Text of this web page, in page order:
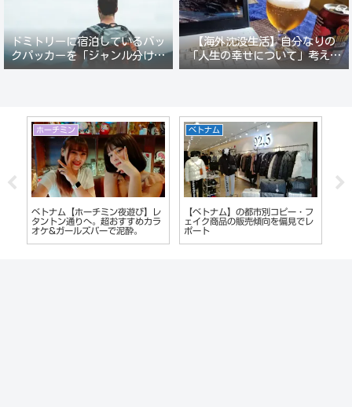
ドミトリーに宿泊しているバッ
クパッカーを「ジャンル分けし
て人間観察」が楽しい。
【海外沈没生活】自分なりの
「人生の幸せについて」考えて
みる。
ホーチミン
ベトナム【ホーチミン夜遊び】レ
タントン通りへ。超おすすめカラ
オケ&ガールズバーで泥酔。
ベトナム
【ベトナム】の都市別コピー・フ
ェイク商品の販売傾向を偏見でレ
ポート